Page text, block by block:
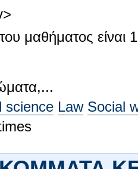
μαθήματος είναι
science Law Social